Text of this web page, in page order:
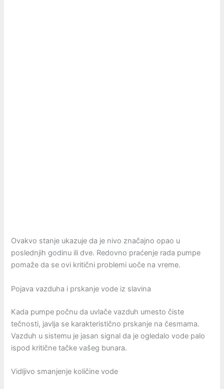
Ovakvo stanje ukazuje da je nivo značajno opao u
poslednjih godinu ili dve. Redovno praćenje rada pumpe
pomaže da se ovi kritični problemi uoče na vreme.
Pojava vazduha i prskanje vode iz slavina
Kada pumpe počnu da uvlače vazduh umesto čiste
tečnosti, javlja se karakteristično prskanje na česmama.
Vazduh u sistemu je jasan signal da je ogledalo vode palo
ispod kritične tačke vašeg bunara.
Vidljivo smanjenje količine vode